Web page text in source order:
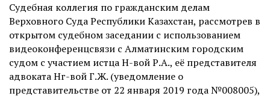
Судебная коллегия по гражданским делам
Верховного Суда Республики Казахстан, рассмотрев в
открытом судебном заседании с использованием
видеоконференцсвязи с Алматинским городским
судом с участием истца Н-вой Р.А., её представителя
адвоката Нг-вой Г.Ж. (уведомление о
представительстве от 22 января 2019 года №008005),